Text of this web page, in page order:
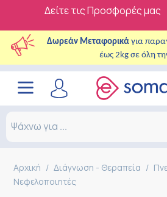
Δείτε τις Προσφορές μας
Δωρεάν Μεταφορικά για
έως 2kg σε όλη
Αρχική / Διάγνωση - Θεραπεία /
Νεφελοποιητές